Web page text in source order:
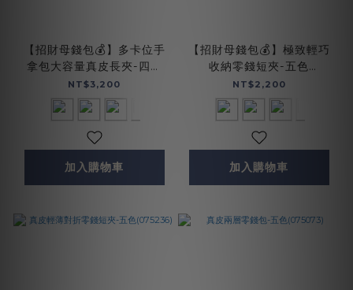
【招財母錢包💰】多卡位手
拿包大容量真皮長夾-四色
(072467)
NT$3,200
加入購物車
【招財母錢包💰】極致輕巧
收納零錢短夾-五色
(075021)
NT$2,200
加入購物車